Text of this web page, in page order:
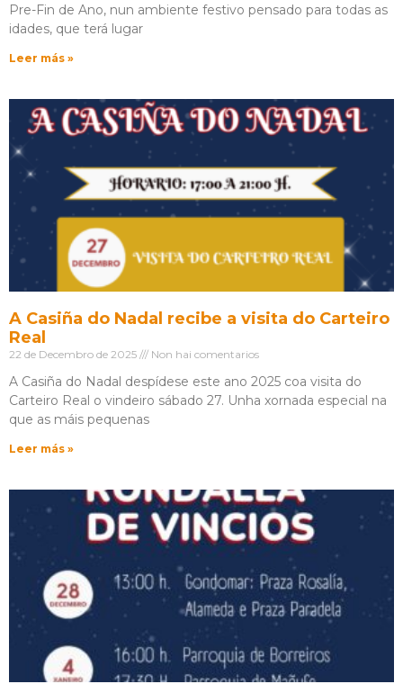
Pre-Fin de Ano, nun ambiente festivo pensado para todas as
idades, que terá lugar
Leer más »
A Casiña do Nadal recibe a visita do Carteiro
Real
22 de Decembro de 2025 Non hai comentarios
A Casiña do Nadal despídese este ano 2025 coa visita do
Carteiro Real o vindeiro sábado 27. Unha xornada especial na
que as máis pequenas
Leer más »